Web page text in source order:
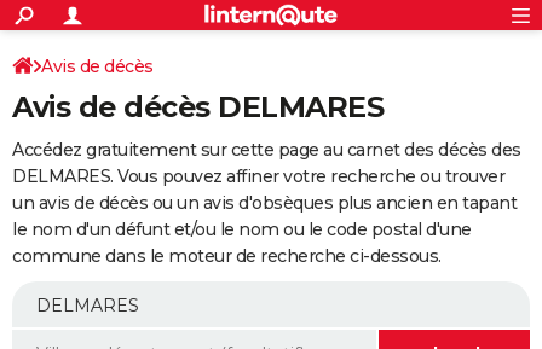
ACTUALITÉS
Politique
Société
Faits Divers
Education
Monde
Villes
+
SPORT
Coupe du monde 2026
Football
Tennis
Cyclisme
Rugby
Forum
Programme TV
TNT
Streaming
Cinéma
Sorties cinéma
Musique
+
FINANCE
Impôts
Immobilier
Risques naturels par ville
Banque
Assurance
Crédit
AUTO
Essais
Réserver un essai
Citadines
Berlines
SUV
Forum auto
+
Mobiles
Meilleur smartphone
Internet
Ordinateurs
Jeux vidéo
Guide high-tech
Avis de décès
Avis de décès DELMARES
Accédez gratuitement sur cette page au carnet des décès des
DELMARES. Vous pouvez affiner votre recherche ou trouver
un avis de décès ou un avis d'obsèques plus ancien en tapant
le nom d'un défunt et/ou le nom ou le code postal d'une
commune dans le moteur de recherche ci-dessous.